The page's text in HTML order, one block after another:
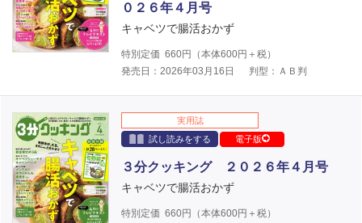
０２６年４月号
キャベツで腸活おかず
特別定価 660円（本体600円＋税）
発売日：2026年03月16日
判型：ＡＢ判
実用誌
試し読みをする
電子版
３分クッキング ２０２６年４月号
キャベツで腸活おかず
特別定価 660円（本体600円＋税）